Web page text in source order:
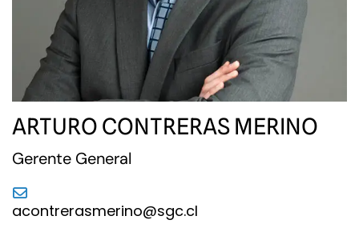
ARTURO CONTRERAS MERINO
Gerente General
acontrerasmerino@sgc.cl